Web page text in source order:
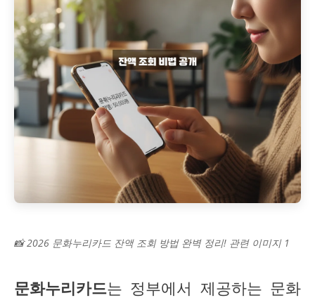
📸 2026 문화누리카드 잔액 조회 방법 완벽 정리! 관련 이미지 1
문화누리카드는 정부에서 제공하는 문화